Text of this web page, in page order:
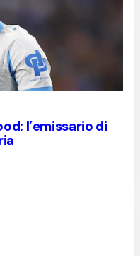
l’emissario di